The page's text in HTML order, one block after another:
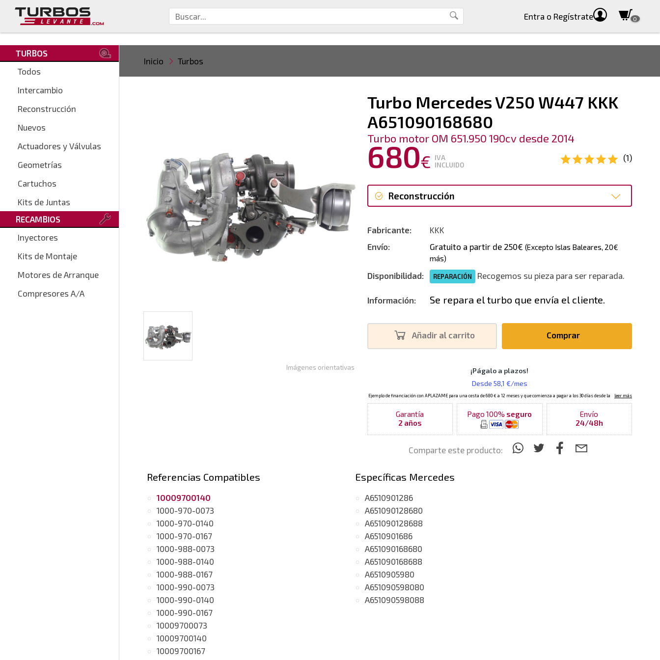
Entra o Regístrate 0
TURBOS
Todos
Intercambio
Reconstrucción
Nuevos
Actuadores y Válvulas
Geometrías
Cartuchos
Kits de Juntas
RECAMBIOS
Inyectores
Kits de Montaje
Motores de Arranque
Compresores A/A
Inicio Turbos
Turbo Mercedes V250 W447 KKK
A651090168680
Turbo motor OM 651.950 190cv desde 2014
680€ IVA
INCLUIDO
(1)
Reconstrucción
Fabricante:
KKK
Envío:
Gratuito a partir de 250€ (Excepto Islas Baleares, 20€
más)
Disponibilidad: REPARACIÓN Recogemos su pieza para ser reparada.
Información: Se repara el turbo que envía el cliente.
Añadir al carrito Comprar
Garantía
2 años
Pago 100% seguro
Envío
24/48h
Comparte este producto:
Imágenes orientativas
Referencias Compatibles
10009700140
1000-970-0073
1000-970-0140
1000-970-0167
1000-988-0073
1000-988-0140
1000-988-0167
1000-990-0073
1000-990-0140
1000-990-0167
10009700073
10009700140
10009700167
Específicas Mercedes
A6510901286
A651090128680
A651090128688
A6510901686
A651090168680
A651090168688
A6510905980
A651090598080
A651090598088